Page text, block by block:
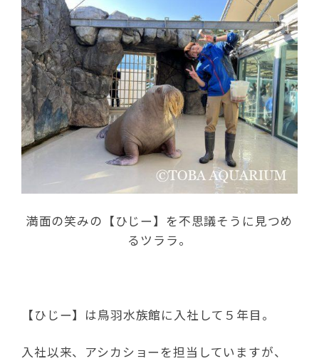
満面の笑みの【ひじー】を不思議そうに見つめ
るツララ。
【ひじー】は鳥羽水族館に入社して５年目。
入社以来、アシカショーを担当していますが、